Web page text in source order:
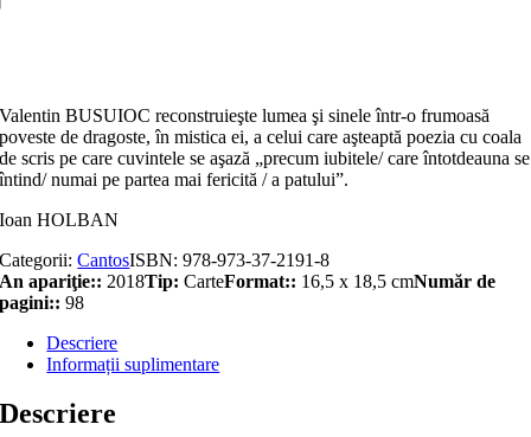
Valentin BUSUIOC reconstruieşte lumea şi sinele într-o frumoasă
poveste de dragoste, în mistica ei, a celui care aşteaptă poezia cu coala
de scris pe care cuvintele se aşază „precum iubitele/ care întotdeauna se
întind/ numai pe partea mai fericită / a patului”.
Ioan HOLBAN
Categorii:CantosISBN:978-973-37-2191-8
An apariţie:: 2018Tip: CarteFormat:: 16,5 x 18,5 cmNumăr de
pagini:: 98
Descriere
Informații suplimentare
Descriere